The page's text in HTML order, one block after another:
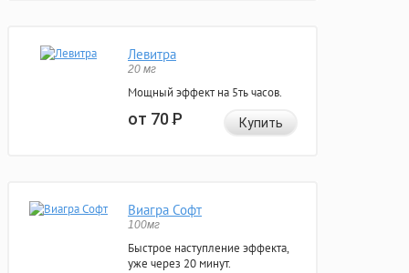
Левитра
20 мг
Мощный эффект на 5ть часов.
от 70Р Купить
Виагра Софт
100мг
Быстрое наступление эффекта,
уже через 20 минут.